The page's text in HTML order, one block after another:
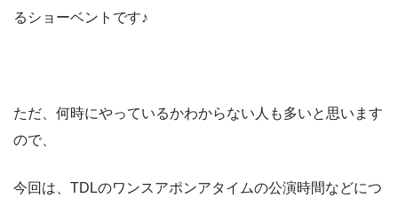
るショーベントです♪
ただ、何時にやっているかわからない人も多いと思います
ので、
今回は、TDLのワンスアポンアタイムの公演時間などにつ